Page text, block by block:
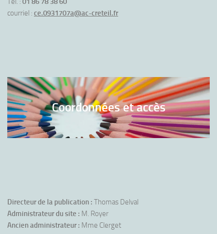
courriel : ce.0931707a@ac-creteil.fr
Coordonnées et accès
Directeur de la publication : Thomas Delval
Administrateur du site : M. Royer
Ancien administrateur : Mme Clerget